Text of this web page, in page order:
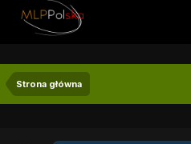
Strona główna